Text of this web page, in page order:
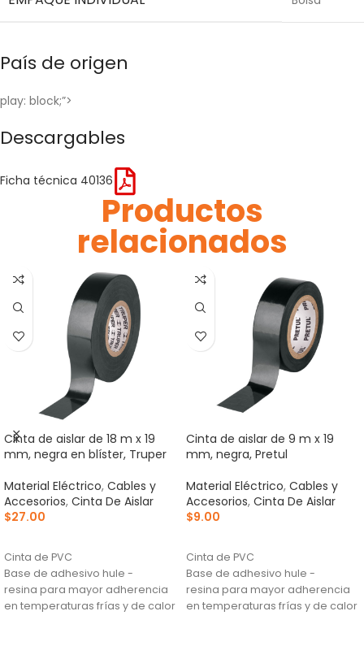
País de origen
play: block;”>
Descargables
Ficha técnica 40136
Productos
relacionados
Cinta de aislar de 18 m x 19
mm, negra en blíster, Truper
Material Eléctrico, Cables y
Accesorios, Cinta De Aislar
$27.00
Cinta de PVC
Base de adhesivo hule -
resina para mayor adherencia
en temperaturas frías y de calor
Cinta de aislar de 9 m x 19
mm, negra, Pretul
Material Eléctrico, Cables y
Accesorios, Cinta De Aislar
$9.00
Cinta de PVC
Base de adhesivo hule -
resina para mayor adherencia
en temperaturas frías y de calor